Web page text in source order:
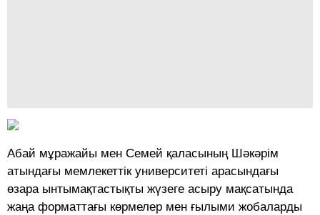
Абай мұражайы мен Семей қаласының Шәкәрім
атындағы мемлекеттік университеті арасындағы
өзара ынтымақтастықты жүзеге асыру мақсатында
жаңа форматтағы көрмелер мен ғылыми жобаларды